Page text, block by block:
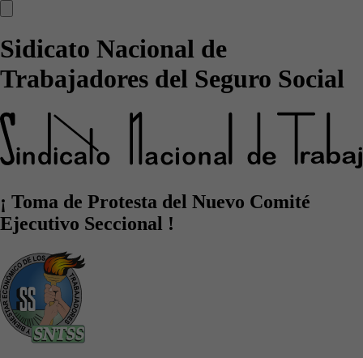
Sidicato Nacional de
Trabajadores del Seguro Social
¡ Toma de Protesta del Nuevo Comité
Ejecutivo Seccional !